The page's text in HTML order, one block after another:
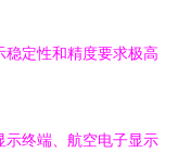
稳定性和精度要求极高
示终端、航空电子显示